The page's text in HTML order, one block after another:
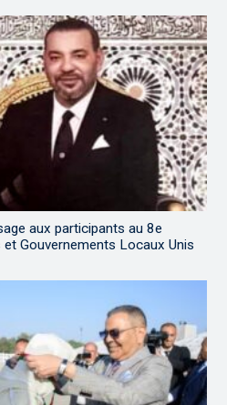
aux participants au 8e
Gouvernements Locaux Unis